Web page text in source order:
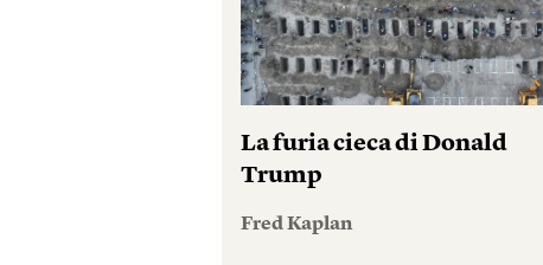
La furia cieca di Donald
Trump
Fred Kaplan